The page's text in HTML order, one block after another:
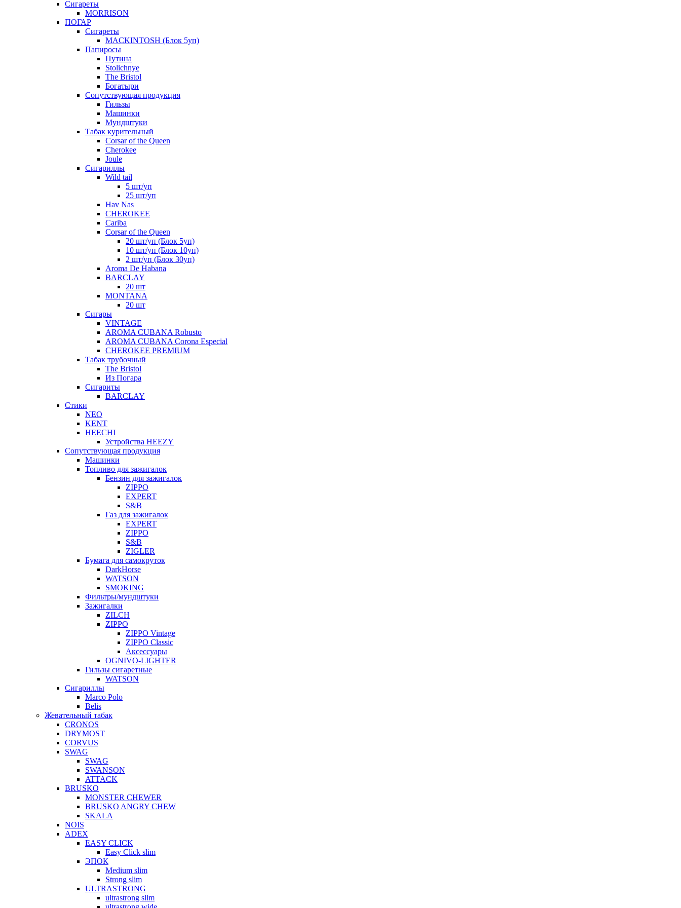
Сигареты
MORRISON
ПОГАР
Сигареты
MACKINTOSH (Блок 5уп)
Папиросы
Путина
Stolichnye
The Bristol
Богатыри
Сопутствующая продукция
Гильзы
Машинки
Мундштуки
Табак курительный
Corsar of the Queen
Cherokee
Joule
Сигариллы
Wild tail
5 шт/уп
25 шт/уп
Hav Nas
CHEROKEE
Cariba
Corsar of the Queen
20 шт/уп (Блок 5уп)
10 шт/уп (Блок 10уп)
2 шт/уп (Блок 30уп)
Aroma De Habana
BARCLAY
20 шт
MONTANA
20 шт
Сигары
VINTAGE
AROMA CUBANA Robusto
AROMA CUBANA Corona Especial
CHEROKEE PREMIUM
Табак трубочный
The Bristol
Из Погара
Сигариты
BARCLAY
Стики
NEO
KENT
HEECHI
Устройства HEEZY
Сопутствующая продукция
Машинки
Топливо для зажигалок
Бензин для зажигалок
ZIPPO
EXPERT
S&B
Газ для зажигалок
EXPERT
ZIPPO
S&B
ZIGLER
Бумага для самокруток
DarkHorse
WATSON
SMOKING
Фильтры/мундштуки
Зажигалки
ZILCH
ZIPPO
ZIPPO Vintage
ZIPPO Classic
Аксессуары
OGNIVO-LIGHTER
Гильзы сигаретные
WATSON
Сигариллы
Marco Polo
Belis
Жевательный табак
CRONOS
DRYMOST
CORVUS
SWAG
SWAG
SWANSON
ATTACK
BRUSKO
MONSTER CHEWER
BRUSKO ANGRY CHEW
SKALA
NOIS
ADEX
EASY CLICK
Easy Click slim
ЭПОК
Medium slim
Strong slim
ULTRASTRONG
ultrastrong slim